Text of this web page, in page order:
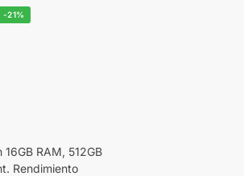
-21%
RAM, 512GB
Rendimiento